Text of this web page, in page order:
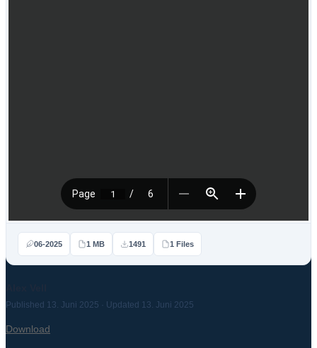
06-2025 1 MB 1491 1 Files
Published 13. Juni 2025 · Updated 13. Juni 2025
Download